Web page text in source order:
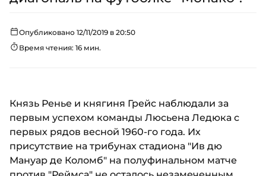
Опубликовано 12/11/2019 в 20:50
Время чтения: 16 мин.
Князь Ренье и княгиня Грейс наблюдали за
первым успехом команды Люсьена Ледюка с
первых рядов весной 1960-го года. Их
присутствие на трибунах стадиона "Ив дю
Мануар де Коломб" на полуфинальном матче